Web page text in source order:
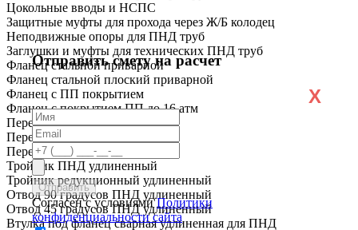
Цокольные вводы и НСПС
Защитные муфты для прохода через Ж/Б колодец
Неподвижные опоры для ПНД труб
Заглушки и муфты для технических ПНД труб
Фланец стальной приварной
Фланец стальной плоский приварной
Фланец с ПП покрытием
Фланец с покрытием ПП до 16 атм
Переход ПНД короткий
Переход ПНД удлиненный
Переход ПЭ сталь
Тройник ПНД удлиненный
Тройник редукционный удлиненный
Отвод 90 градусов ПНД удлиненный
Отвод 45 градусов ПНД удлиненный
Втулка под фланец сварная удлиненная для ПНД
Отправить смету на расчет
X
Согласен с условиямиПолитики
конфиденциальности сайта